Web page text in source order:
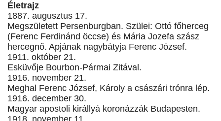
Életrajz
1887. augusztus 17.
Megszületett Persenburgban. Szülei: Ottó főherceg
(Ferenc Ferdinánd öccse) és Mária Jozefa szász
hercegnő. Apjának nagybátyja Ferenc József.
1911. október 21.
Esküvője Bourbon-Pármai Zitával.
1916. november 21.
Meghal Ferenc József, Károly a császári trónra lép.
1916. december 30.
Magyar apostoli királlyá koronázzák Budapesten.